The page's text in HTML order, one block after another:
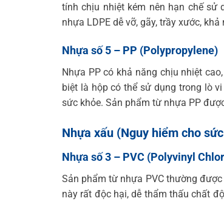
tính chịu nhiệt kém nên hạn chế sử
nhựa LDPE dễ vỡ, gãy, trầy xước,
Nhựa số 5 – PP (Polypropylene)
Nhựa PP có khả năng chịu nhiệt
biệt là hộp có thể sử dụng trong lò
sức khỏe. Sản phẩm từ nhựa PP
Nhựa xấu (Nguy hiểm cho
Nhựa số 3 – PVC (Polyvinyl
Sản phẩm từ nhựa PVC thường
này rất độc hại, dễ thẩm thấu chất